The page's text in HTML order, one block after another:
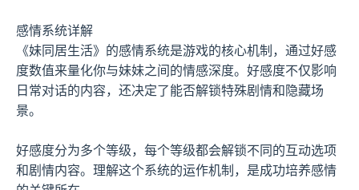
感情系统详解
《妹同居生活》的感情系统是游戏的核心机制，通过好感
度数值来量化你与妹妹之间的情感深度。好感度不仅影响
日常对话的内容，还决定了能否解锁特殊剧情和隐藏场
景。
好感度分为多个等级，每个等级都会解锁不同的互动选项
和剧情内容。理解这个系统的运作机制，是成功培养感情